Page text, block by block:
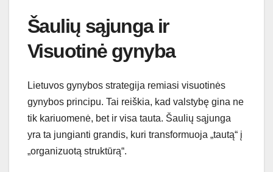
Šaulių sąjunga ir
Visuotinė gynyba
Lietuvos gynybos strategija remiasi visuotinės
gynybos principu. Tai reiškia, kad valstybę gina ne
tik kariuomenė, bet ir visa tauta. Šaulių sąjunga
yra ta jungianti grandis, kuri transformuoja „tautą“ į
„organizuotą struktūrą“.